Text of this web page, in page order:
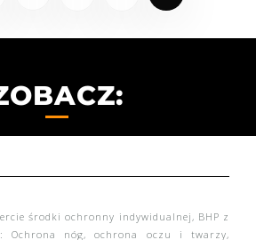
środki ochronny indywidualnej, BHP z
Ochrona nóg, ochrona oczu i twarzy,